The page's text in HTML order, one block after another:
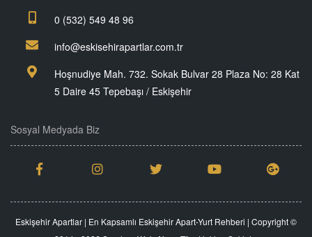
0 (532) 549 48 96
info@eskisehirapartlar.com.tr
Hoşnudiye Mah. 732. Sokak Bulvar 28 Plaza No: 28 Kat
5 Daire 45 Tepebaşı / Eskişehir
Sosyal Medyada Biz
Eskişehir Apartlar | En Kapsamlı Eskişehir Apart-Yurt Rehberi | Copyright ©